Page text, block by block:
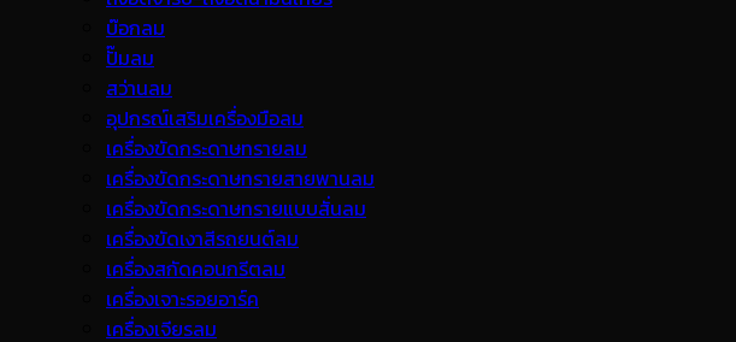
บ๊อกลม
ปั๊มลม
สว่านลม
อุปกรณ์เสริมเครื่องมือลม
เครื่องขัดกระดาษทรายลม
เครื่องขัดกระดาษทรายสายพานลม
เครื่องขัดกระดาษทรายแบบสั่นลม
เครื่องขัดเงาสีรถยนต์ลม
เครื่องสกัดคอนกรีตลม
เครื่องเจาะรอยอาร์ค
เครื่องเจียรลม